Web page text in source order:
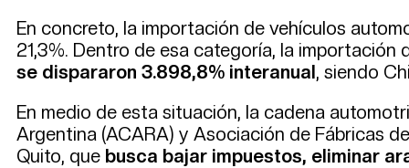
En concreto, la importación de vehículos
21,3%. Dentro de esa categoría, la
se dispararon 3.898,8% interanual, siendo
En medio de esta situación, la cadena
Argentina (ACARA) y Asociación de Fábricas
Quito, que busca bajar impuestos, eliminar